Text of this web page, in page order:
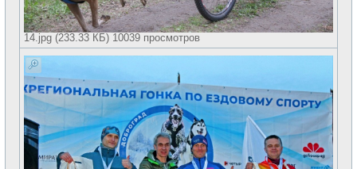
14.jpg (233.33 КБ) 10039 просмотров